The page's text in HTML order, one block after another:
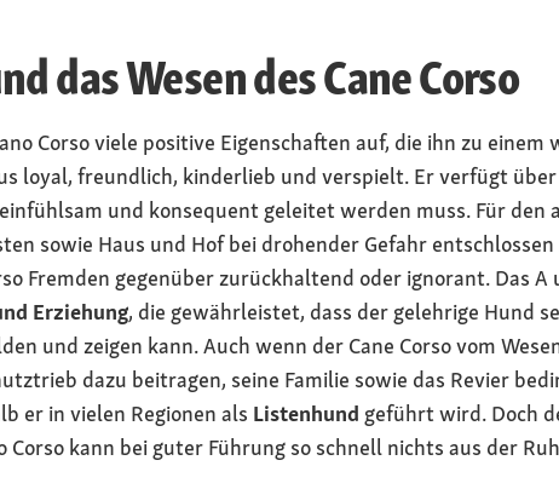
das Wesen des Cane Corso
Corso viele positive Eigenschaften auf, die ihn zu
loyal, freundlich, kinderlieb und verspielt. Er verfügt
und konsequent geleitet werden muss. Für den
sowie Haus und Hof bei drohender Gefahr
Fremden gegenüber zurückhaltend oder ignorant. Das A
Erziehung, die gewährleistet, dass der gelehrige Hund
und zeigen kann. Auch wenn der Cane Corso vom
dazu beitragen, seine Familie sowie das Revier
er in vielen Regionen als Listenhund geführt wird. Doch
Corso kann bei guter Führung so schnell nichts aus der